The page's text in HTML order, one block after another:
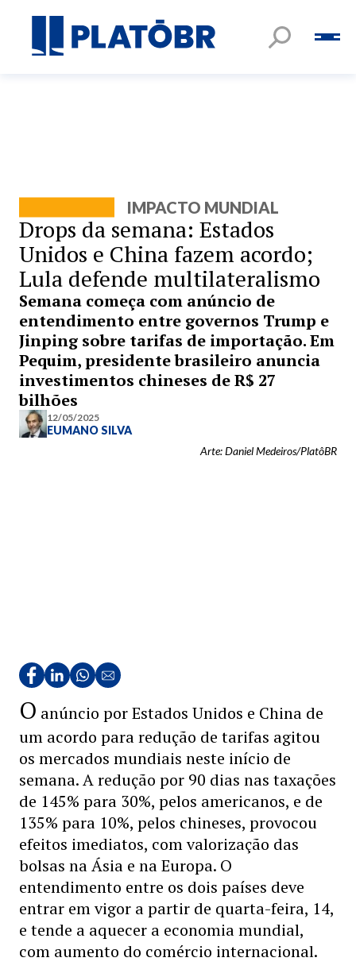
IMPACTO MUNDIAL
Drops da semana: Estados
Unidos e China fazem acordo;
Lula defende multilateralismo
Semana começa com anúncio de
entendimento entre governos Trump e
Jinping sobre tarifas de importação. Em
Pequim, presidente brasileiro anuncia
investimentos chineses de R$ 27
bilhões
12/05/2025
EUMANO SILVA
Arte: Daniel Medeiros/PlatôBR
O anúncio por Estados Unidos e China de
um acordo para redução de tarifas agitou
os mercados mundiais neste início de
semana. A redução por 90 dias nas taxações
de 145% para 30%, pelos americanos, e de
135% para 10%, pelos chineses, provocou
efeitos imediatos, com valorização das
bolsas na Ásia e na Europa. O
entendimento entre os dois países deve
entrar em vigor a partir de quarta-feira, 14,
e tende a aquecer a economia mundial,
com aumento do comércio internacional.